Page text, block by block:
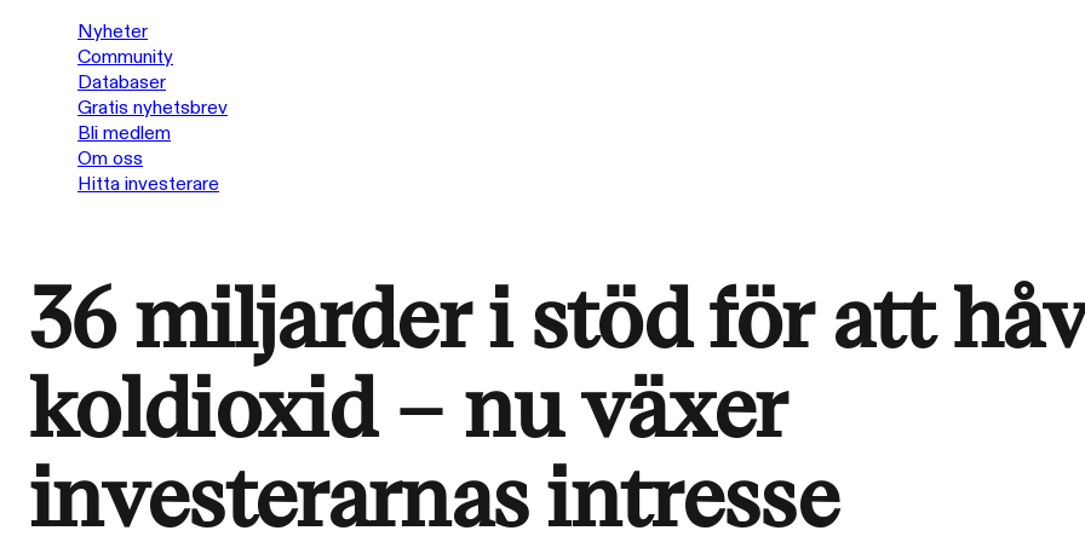
Nyheter
Community
Databaser
Gratis nyhetsbrev
Bli medlem
Om oss
Hitta investerare
36 miljarder i stöd för att
koldioxid – nu växer
investerarnas intresse